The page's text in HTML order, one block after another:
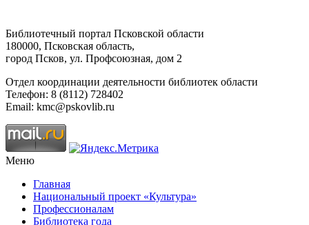
Библиотечный портал Псковской области
180000, Псковская область,
город Псков, ул. Профсоюзная, дом 2
Отдел координации деятельности библиотек области
Телефон: 8 (8112) 728402
Email: kmc@pskovlib.ru
Меню
Главная
Национальный проект «Культура»
Профессионалам
Библиотека года